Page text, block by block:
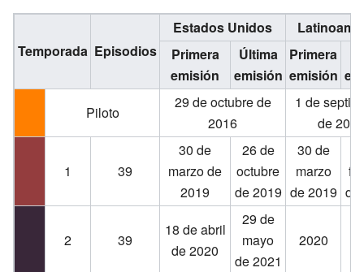
Temporada Episodios
Estados Unidos
Primera
emisión
Última
emisión
Primera
emisión
Piloto
29 de octubre de
2016
1 de
de 2017
1 39
30 de
marzo de
2019
26 de
octubre
de 2019
30 de
marzo
de 2019 de
2 39
18 de abril
de 2020
29 de
mayo
de 2021
2020